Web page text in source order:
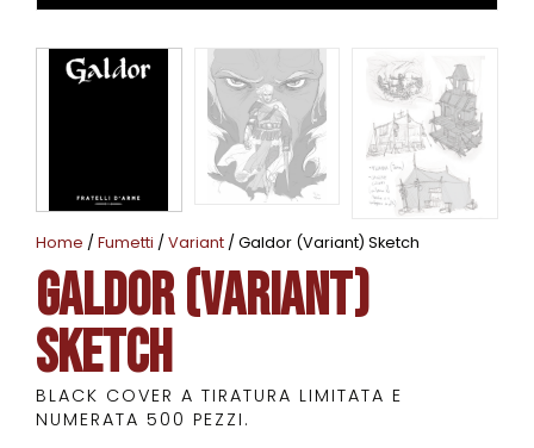
Home / Fumetti / Variant / Galdor (Variant) Sketch
Galdor (Variant)
Sketch
BLACK COVER A TIRATURA LIMITATA E
NUMERATA 500 PEZZI.